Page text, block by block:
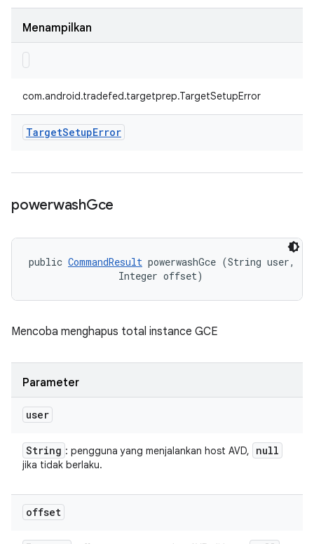
Menampilkan
com.android.tradefed.targetprep.TargetSetupError
TargetSetupError
powerwashGce
public CommandResult powerwashGce (String user,
                Integer offset)
Mencoba menghapus total instance GCE
Parameter
user
String : pengguna yang menjalankan host AVD, null
jika tidak berlaku.
offset